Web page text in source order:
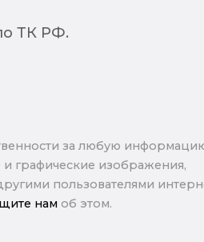
ТК РФ.
за любую
и графические изображения,
пользователями
нам об этом.